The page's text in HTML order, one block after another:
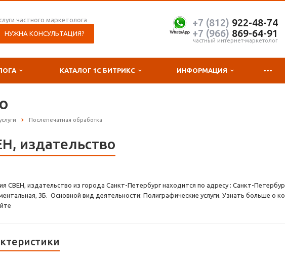
частного маркетолога
НУЖНА КОНСУЛЬТАЦИЯ?
+7 (812) 922-48-74
+7 (966) 869-64-91
частный интернет-маркетолог
КАТАЛОГ 1С БИТРИКС ИНФОРМАЦИЯ ...
Послепечатная обработка
издательство
СВЕН, издательство из города Санкт-Петербург находится по адресу : Санкт-
3Б. Основной вид деятельности: Полиграфические услуги. Узнать больше о